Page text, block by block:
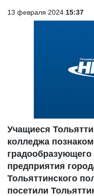
13 февраля 2024 15:37
Учащиеся
колледжа
градообразующего
предприятия
Тольяттинского
посетили